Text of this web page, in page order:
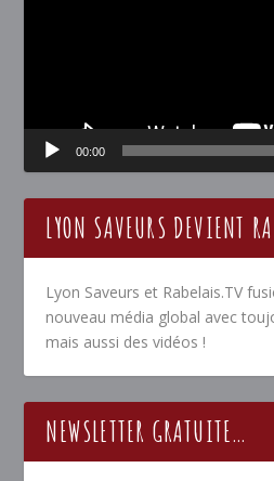
00:00
LYON SAVEURS DEVIENT
Lyon Saveurs et Rabelais.TV
nouveau média global avec
mais aussi des vidéos !
NEWSLETTER GRATUITE…